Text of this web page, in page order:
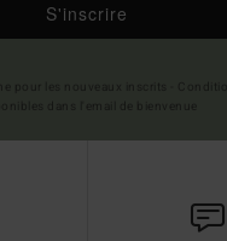
S'inscrire